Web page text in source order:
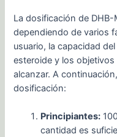
La dosificación de DHB-
dependiendo de varios
usuario, la capacidad
esteroide y los
alcanzar. A
dosificación:
Principiantes:
cantidad es